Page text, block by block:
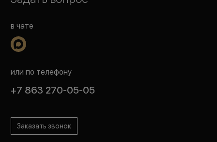
в чате
или по телефону
+7 863 270-05-05
Заказать звонок